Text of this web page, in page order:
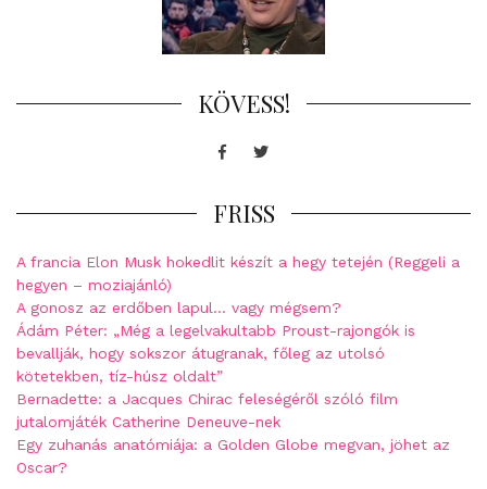
KÖVESS!
FacebookTwitter
FRISS
A francia Elon Musk hokedlit készít a hegy tetején (Reggeli a
hegyen – moziajánló)
A gonosz az erdőben lapul… vagy mégsem?
Ádám Péter: „Még a legelvakultabb Proust-rajongók is
bevallják, hogy sokszor átugranak, főleg az utolsó
kötetekben, tíz-húsz oldalt”
Bernadette: a Jacques Chirac feleségéről szóló film
jutalomjáték Catherine Deneuve-nek
Egy zuhanás anatómiája: a Golden Globe megvan, jöhet az
Oscar?